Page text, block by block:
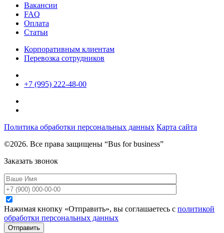
Вакансии
FAQ
Оплата
Статьи
Корпоративным клиентам
Перевозка сотрудников
+7 (995) 222-48-00
Политика обработки персональных данных Карта сайта
©2026. Все права защищены “Bus for business”
Заказать звонок
Нажимая кнопку «Отправить», вы соглашаетесь с политикой
обработки персональных данных
Отправить